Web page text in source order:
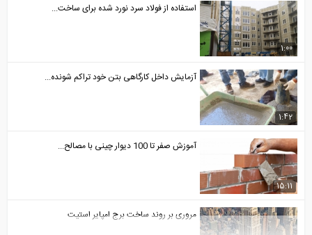
1:00
استفاده از فولاد سرد نورد شده برای ساخت...
1:42
آزمایش داخل کارگاهی بتن خود تراکم شونده...
15:11
آموزش صفر تا 100 دیوار چینی با مصالح...
مروری بر روند ساخت برج امپایر استیت